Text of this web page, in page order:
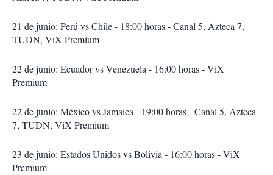
21 de junio: Perú vs Chile - 18:00 horas - Canal 5, Azteca 7,
TUDN, ViX Premium
22 de junio: Ecuador vs Venezuela - 16:00 horas - ViX
Premium
22 de junio: México vs Jamaica - 19:00 horas - Canal 5, Azteca
7, TUDN, ViX Premium
23 de junio: Estados Unidos vs Bolivia - 16:00 horas - ViX
Premium